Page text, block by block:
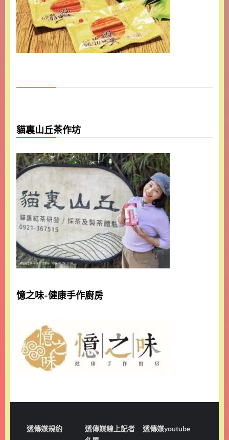
貓裏山丘茶作坊
憶之味-健康手作廚房
透傳媒規約
透傳媒線上記者
透傳媒youtube